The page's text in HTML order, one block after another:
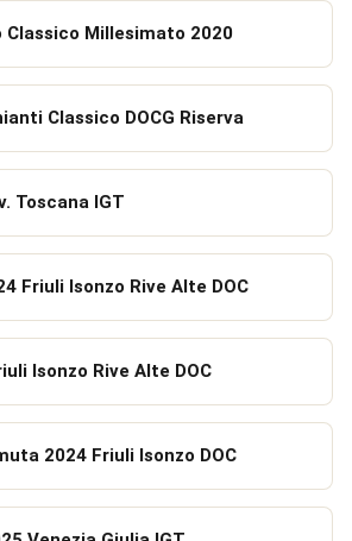
Classico Millesimato 2020
Classico DOCG Riserva
Toscana IGT
Friuli Isonzo Rive Alte DOC
Isonzo Rive Alte DOC
2024 Friuli Isonzo DOC